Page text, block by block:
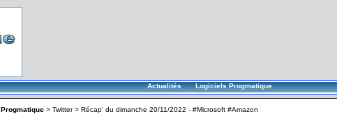
Actualités Logiciels Progmatique
Progmatique > Twitter> Récap' du dimanche 20/11/2022 - #Microsoft #Amazon